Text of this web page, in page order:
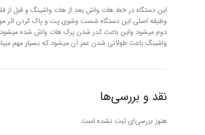
این دستگاه در خط هات واش بعد از هات واشینگ و قبل از
وظیفه اصلی این دستگاه شست وشوی پت و پاک کردن اثر
دوم میشود واین باعث کدر شدن پرک هات واش شده میشود
واشینگ باعث طولانی شدن عمر آن میشود که بسیار مهم
نقد و بررسی‌ها
هنوز بررسی‌ای ثبت نشده است.